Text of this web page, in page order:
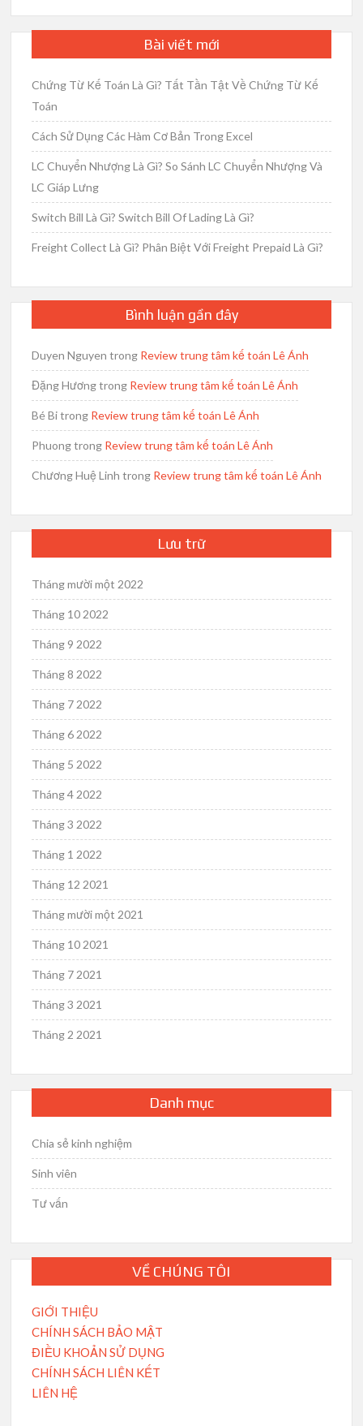
cho:
Bài viết mới
Chứng Từ Kế Toán Là Gì? Tất Tần Tật Về Chứng Từ Kế
Toán
Cách Sử Dụng Các Hàm Cơ Bản Trong Excel
LC Chuyển Nhượng Là Gì? So Sánh LC Chuyển Nhượng Và
LC Giáp Lưng
Switch Bill Là Gì? Switch Bill Of Lading Là Gì?
Freight Collect Là Gì? Phân Biệt Với Freight Prepaid Là Gì?
Bình luận gần đây
Duyen Nguyen trong Review trung tâm kế toán Lê Ánh
Đặng Hươngtrong Review trung tâm kế toán Lê Ánh
Bé Bitrong Review trung tâm kế toán Lê Ánh
Phuongtrong Review trung tâm kế toán Lê Ánh
Chương Huệ Linh trong Review trung tâm kế toán Lê Ánh
Lưu trữ
Tháng mười một 2022
Tháng 10 2022
Tháng 9 2022
Tháng 8 2022
Tháng 7 2022
Tháng 6 2022
Tháng 5 2022
Tháng 4 2022
Tháng 3 2022
Tháng 1 2022
Tháng 12 2021
Tháng mười một 2021
Tháng 10 2021
Tháng 7 2021
Tháng 3 2021
Tháng 2 2021
Danh mục
Chia sẻ kinh nghiệm
Sinh viên
Tư vấn
VỀ CHÚNG TÔI
GIỚI THIỆU
CHÍNH SÁCH BẢO MẬT
ĐIỀU KHOẢN SỬ DỤNG
CHÍNH SÁCH LIÊN KẾT
LIÊN HỆ